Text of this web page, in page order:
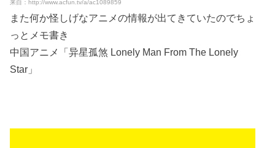
来自：http://www.acfun.tv/a/ac1089859
また何か怪しげなアニメの情報が出てきていたのでちょ
っとメモ書き
中国アニメ「异星孤煞 Lonely Man From The Lonely
Star」